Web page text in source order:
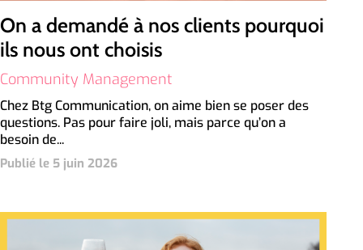
On a demandé à nos clients pourquoi
ils nous ont choisis
Community Management
Chez Btg Communication, on aime bien se poser des
questions. Pas pour faire joli, mais parce qu’on a
besoin de...
Publié le 5 juin 2026